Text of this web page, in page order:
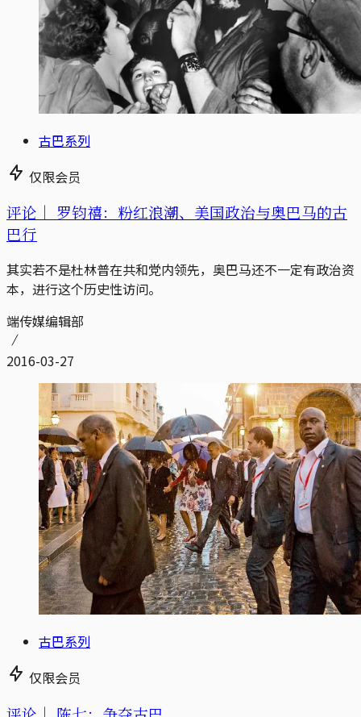
古巴系列
仅限会员
评论｜ 罗钧禧：粉红浪潮、美国政治与奥巴马的古
巴行
其实若不是杜林普在共和党内领先，奥巴马还不一定有政治资
本，进行这个历史性访问。
端传媒编辑部
2016-03-27
古巴系列
仅限会员